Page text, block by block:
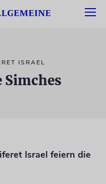
ISRAEL
Simches
Israel feiern die